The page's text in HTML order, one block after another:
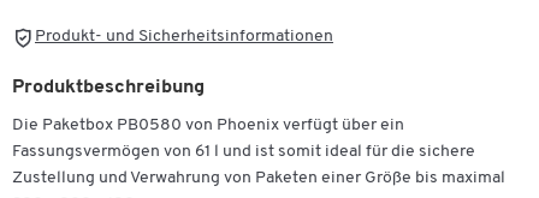
Produkt- und Sicherheitsinformationen
Produktbeschreibung
Die Paketbox PB0580 von Phoenix verfügt über ein
Fassungsvermögen von 61 l und ist somit ideal für die sichere
Zustellung und Verwahrung von Paketen einer Größe bis maximal